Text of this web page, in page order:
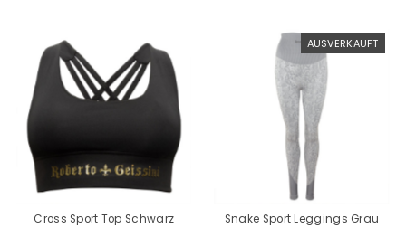
Cross Sport Top Schwarz
AUSVERKAUFT
Snake Sport Leggings Grau